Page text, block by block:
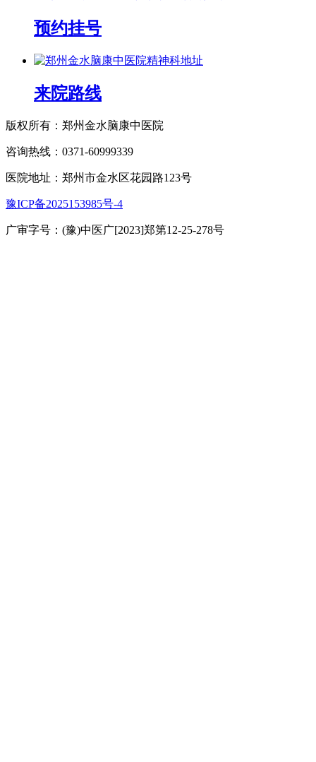
预约挂号
来院路线
版权所有：郑州金水脑康中医院
咨询热线：0371-60999339
医院地址：郑州市金水区花园路123号
豫ICP备2025153985号-4
广审字号：(豫)中医广[2023]郑第12-25-278号